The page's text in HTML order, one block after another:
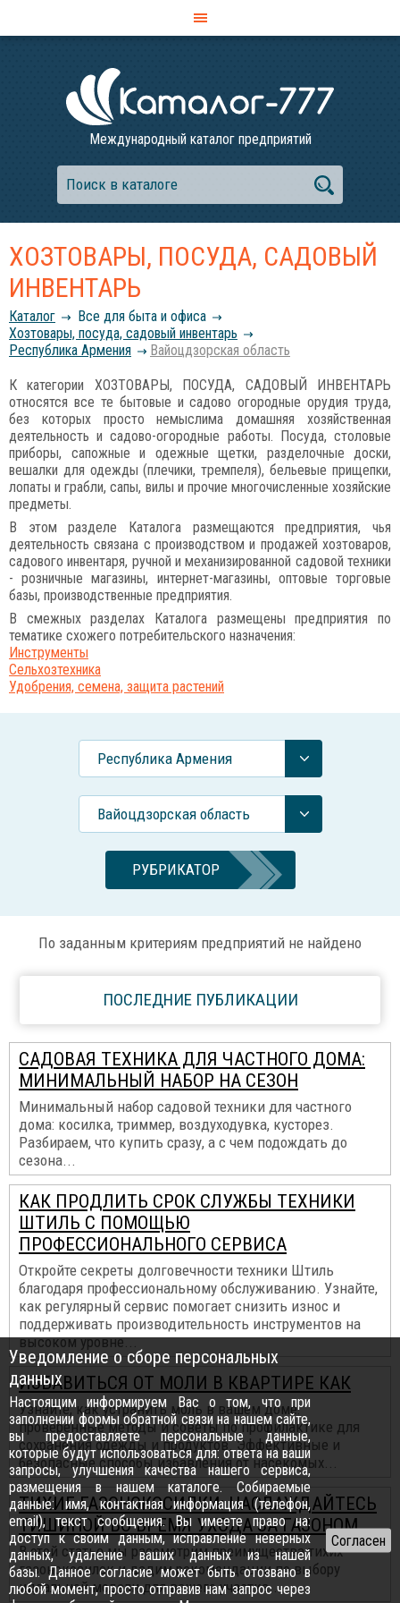
Международный каталог предприятий
ХОЗТОВАРЫ, ПОСУДА, САДОВЫЙ
ИНВЕНТАРЬ
Каталог
Все для быта и офиса
Хозтовары, посуда, садовый инвентарь
Республика Армения
Вайоцдзорская область
К категории ХОЗТОВАРЫ, ПОСУДА, САДОВЫЙ ИНВЕНТАРЬ
относятся все те бытовые и садово огородные орудия труда,
без которых просто немыслима домашняя хозяйственная
деятельность и садово-огородные работы. Посуда, столовые
приборы, сапожные и одежные щетки, разделочные доски,
вешалки для одежды (плечики, тремпеля), бельевые прищепки,
лопаты и грабли, сапы, вилы и прочие многочисленные хозяйские
предметы.
В этом разделе Каталога размещаются предприятия, чья
деятельность связана с производством и продажей хозтоваров,
садового инвентаря, ручной и механизированной садовой техники
- розничные магазины, интернет-магазины, оптовые торговые
базы, производственные предприятия.
В смежных разделах Каталога размещены предприятия по
тематике схожего потребительского назначения:
Инструменты
Сельхозтехника
Удобрения, семена, защита растений
Республика Армения
Вайоцдзорская область
РУБРИКАТОР
По заданным критериям предприятий не найдено
ПОСЛЕДНИЕ ПУБЛИКАЦИИ
САДОВАЯ ТЕХНИКА ДЛЯ ЧАСТНОГО ДОМА:
МИНИМАЛЬНЫЙ НАБОР НА СЕЗОН
Минимальный набор садовой техники для частного
дома: косилка, триммер, воздуходувка, кусторез.
Разбираем, что купить сразу, а с чем подождать до
сезона...
КАК ПРОДЛИТЬ СРОК СЛУЖБЫ ТЕХНИКИ
ШТИЛЬ С ПОМОЩЬЮ
ПРОФЕССИОНАЛЬНОГО СЕРВИСА
Откройте секреты долговечности техники Штиль
благодаря профессиональному обслуживанию. Узнайте,
как регулярный сервис помогает снизить износ и
поддерживать производительность инструментов на
высоком уровне...
ИЗБАВИТЬСЯ ОТ МОЛИ В КВАРТИРЕ КАК
Узнайте, как устранить моль в вашем доме:
проверенные методы и советы по профилактике для
сохранения одежды и продуктов. Эффективные и
безопасные способы избавления от насекомых...
ТИХИЕ ГАЗОНОКОСИЛКИ: НАСЛАЖДАЙТЕСЬ
ТИШИНОЙ ВО ВРЕМЯ УХОДА ЗА ГАЗОНОМ
В этой статье мы рассмотрим преимущества тихих
газонокосилок и дадим рекомендации по выбору
идеальной модели для вашего участка...
Уведомление о сборе персональных
данных
Настоящим информируем Вас о том, что при
заполнении формы обратной связи на нашем сайте,
вы предоставляете персональные данные,
которые будут использоваться для: ответа на ваши
запросы, улучшения качества нашего сервиса,
размещения в нашем каталоге. Собираемые
данные: имя, контактная информация (телефон,
email), текст сообщения. Вы имеете право на:
доступ к своим данным, исправление неверных
данных, удаление ваших данных из нашей
базы. Данное согласие может быть отозвано в
любой момент, просто отправив нам запрос через